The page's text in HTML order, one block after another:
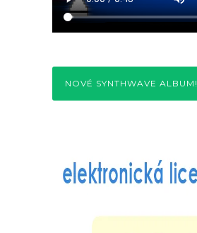
NOVÉ SYNTHWAVE ALBUM!